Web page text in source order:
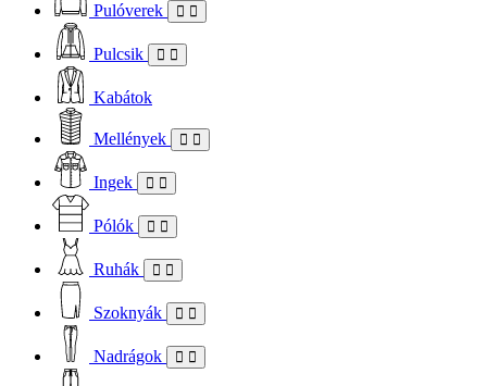
Pulóverek
Pulcsik
Kabátok
Mellények
Ingek
Pólók
Ruhák
Szoknyák
Nadrágok